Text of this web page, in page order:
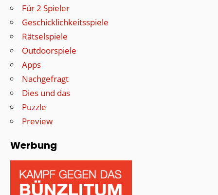
Für 2 Spieler
Geschicklichkeitsspiele
Rätselspiele
Outdoorspiele
Apps
Nachgefragt
Dies und das
Puzzle
Preview
Werbung